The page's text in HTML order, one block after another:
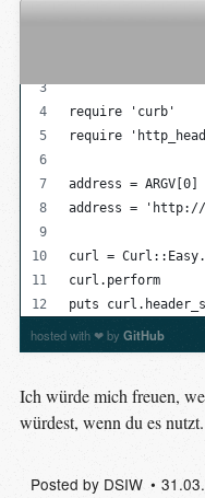
require 'curb'
require
address = ARGV[0]
address =
curl =
curl.perform
puts
hosted with ❤ by GitHub
Ich würde mich freuen,
würdest, wenn du es nutzt.
Posted by DSIW